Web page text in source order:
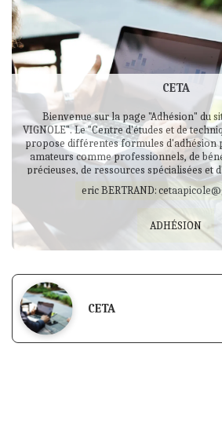
CETA
Bienvenue sur la page "Adhésion" du
VIGNOLE". Le "Centre d'études et de
propose différentes formules d'adhésion
amateurs comme professionnels, de
précieuses, de ressources spécialisées et
personnalisé dans toutes leurs activités
l'univers fascinant de l'apiculture
eric BERTRAND:
ADHÉSION
CETA